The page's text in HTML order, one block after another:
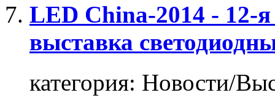
LED China-2014 - 12-
выставка
категория: Новости/